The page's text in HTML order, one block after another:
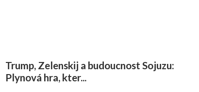
Trump, Zelenskij a budoucnost Sojuzu:
Plynová hra, kter...